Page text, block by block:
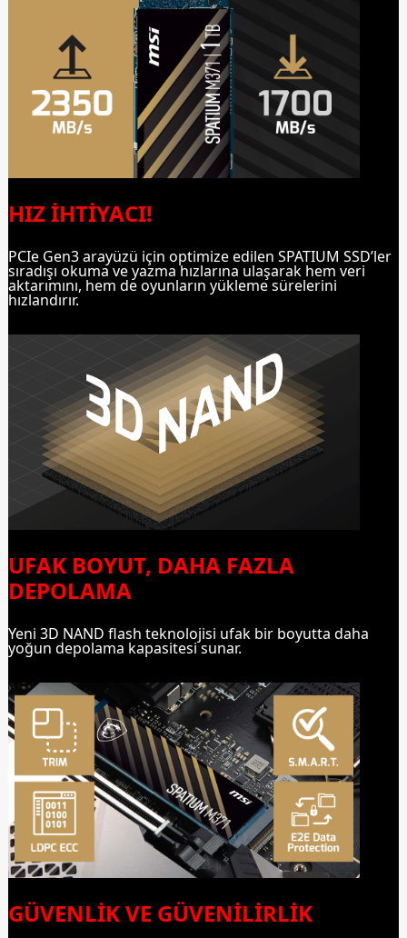
HIZ İHTİYACI!
PCIe Gen3 arayüzü için optimize edilen SPATIUM SSD’ler
sıradışı okuma ve yazma hızlarına ulaşarak hem veri
aktarımını, hem de oyunların yükleme sürelerini
hızlandırır.
UFAK BOYUT, DAHA FAZLA
DEPOLAMA
Yeni 3D NAND flash teknolojisi ufak bir boyutta daha
yoğun depolama kapasitesi sunar.
GÜVENLİK VE GÜVENİLİRLİK